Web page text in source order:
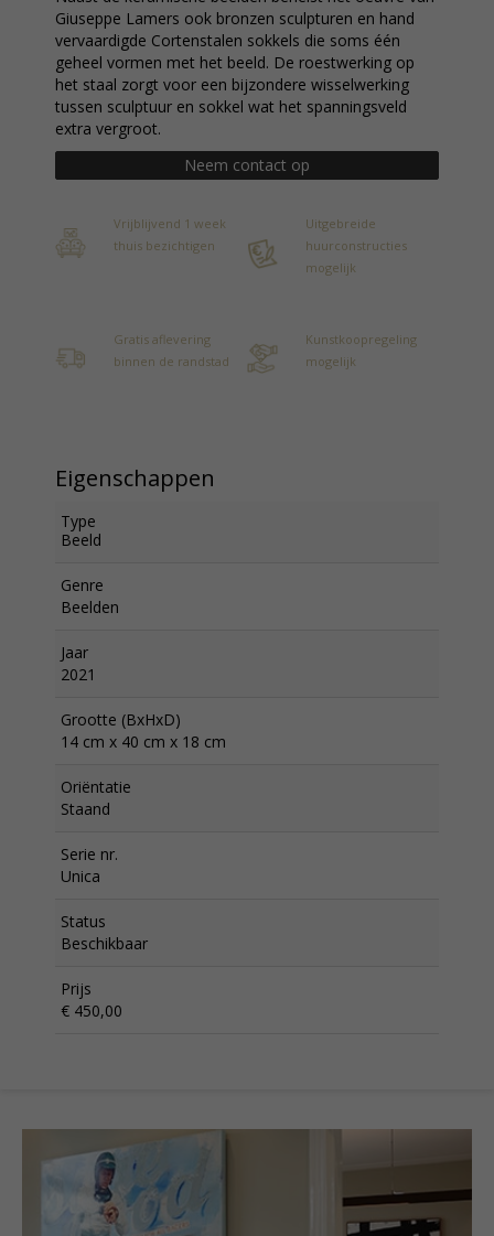
Giuseppe Lamers ook bronzen sculpturen en hand
vervaardigde Cortenstalen sokkels die soms één
geheel vormen met het beeld. De roestwerking op
het staal zorgt voor een bijzondere wisselwerking
tussen sculptuur en sokkel wat het spanningsveld
extra vergroot.
Neem contact op
Vrijblijvend 1 week
thuis bezichtigen
Uitgebreide
huurconstructies
mogelijk
Gratis aflevering
binnen de randstad
Kunstkoopregeling
mogelijk
Eigenschappen
Type
Beeld
Genre
Beelden
Jaar
2021
Grootte (BxHxD)
14 cm x 40 cm x 18 cm
Oriëntatie
Staand
Serie nr.
Unica
Status
Beschikbaar
Prijs
€ 450,00